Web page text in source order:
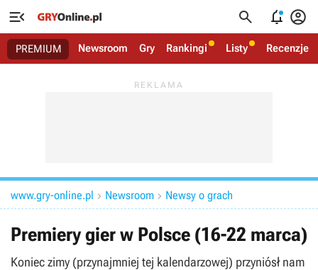
   
PREMIUM Newsroom Gry Rankingi Listy Recenzje
www.gry-online.pl  Newsroom  Newsy o grach
Premiery gier w Polsce (16-22 marca)
Koniec zimy (przynajmniej tej kalendarzowej) przyniósł nam